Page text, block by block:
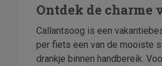
Ontdek de charme
Callantsoog is een
per fiets een van de mooiste
drankje binnen handbereik.